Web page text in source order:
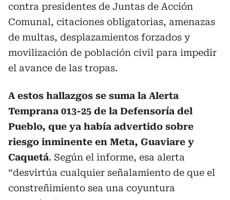
contra presidentes de Juntas de Acción
Comunal, citaciones obligatorias, amenazas
de multas, desplazamientos forzados y
movilización de población civil para impedir
el avance de las tropas.
A estos hallazgos se suma la Alerta
Temprana 013-25 de la Defensoría del
Pueblo, que ya había advertido sobre
riesgo inminente en Meta, Guaviare y
Caquetá. Según el informe, esa alerta
“desvirtúa cualquier señalamiento de que el
constreñimiento sea una coyuntura